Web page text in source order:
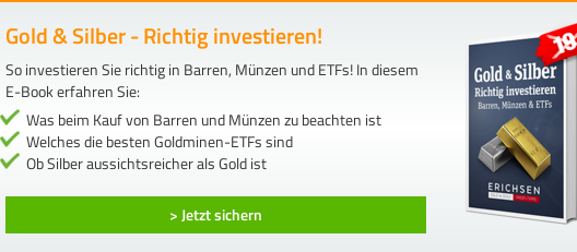
Gold & Silber - Richtig investieren!
So investieren Sie richtig in Barren, Münzen und ETFs! In diesem
E-Book erfahren Sie:
Was beim Kauf von Barren und Münzen zu beachten ist
Welches die besten Goldminen-ETFs sind
Ob Silber aussichtsreicher als Gold ist
> Jetzt sichern